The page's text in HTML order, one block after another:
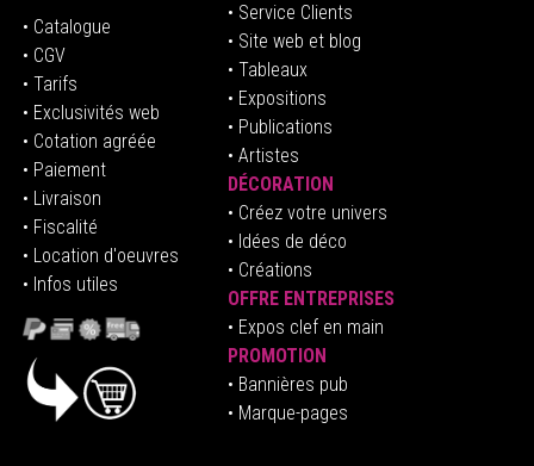
• Catalogue
• CGV
• Tarifs
• Exclusivités web
• Cotation agréée
• Paiement
• Livraison
• Fiscalité
• Location d'oeuvres
• Infos utiles
• Service Clients
• Site web et blog
• Tableaux
• Expositions
• Publications
• Artistes
DÉCORATION
• Créez votre univers
• Idées de déco
• Créations
OFFRE ENTREPRISES
• Expos clef en main
PROMOTION
• Bannières pub
• Marque-pages